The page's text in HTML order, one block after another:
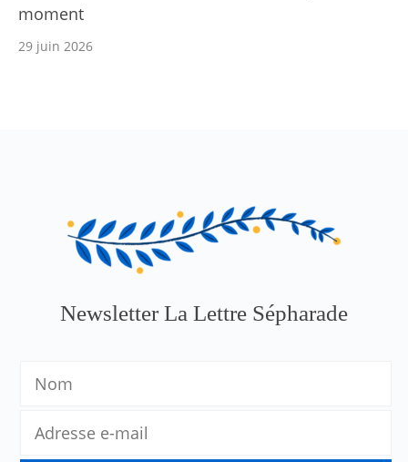
moment
29 juin 2026
Newsletter La Lettre Sépharade